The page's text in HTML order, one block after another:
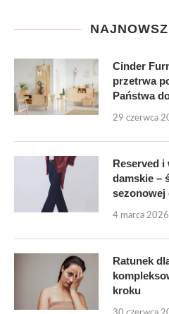
Cinder
przetrwa
Państwa
29 czerwca
Reserved
damskie –
sezonowej
4 marca 2026
Ratunek
kroku